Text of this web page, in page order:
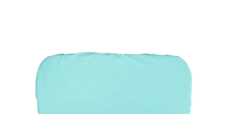
hviezdičiek.